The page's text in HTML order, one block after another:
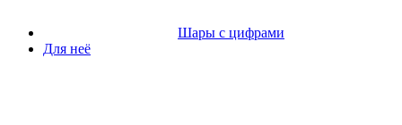
Шары с цифрами
Для неё